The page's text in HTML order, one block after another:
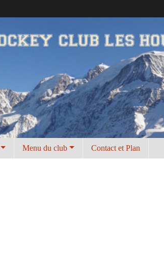
Menu du club Contact et Plan